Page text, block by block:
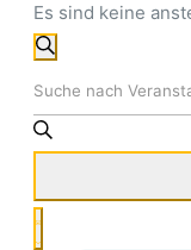
Es sind keine
Suche
und
Suche
Bitte
Schlüsselwort
eingeben.
nach
Liste